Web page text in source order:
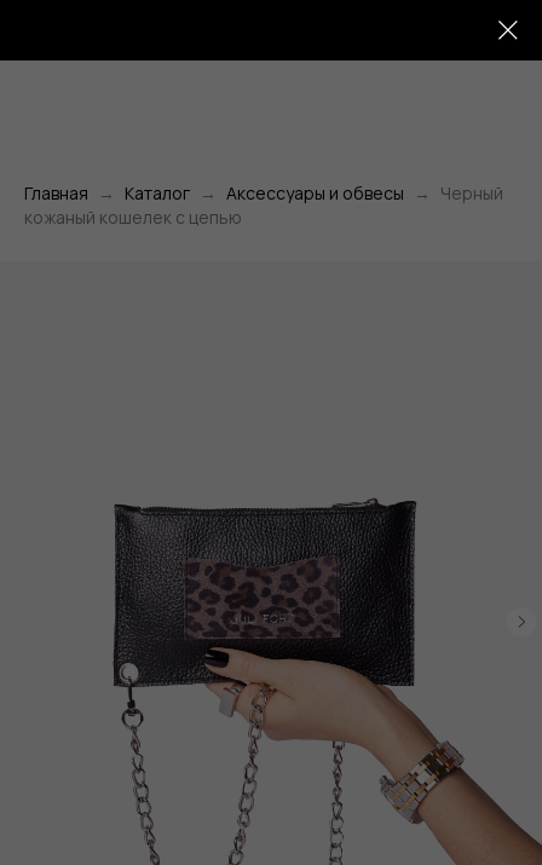
Главная Каталог Аксессуары и обвесы
Черный
кожаный кошелек с цепью